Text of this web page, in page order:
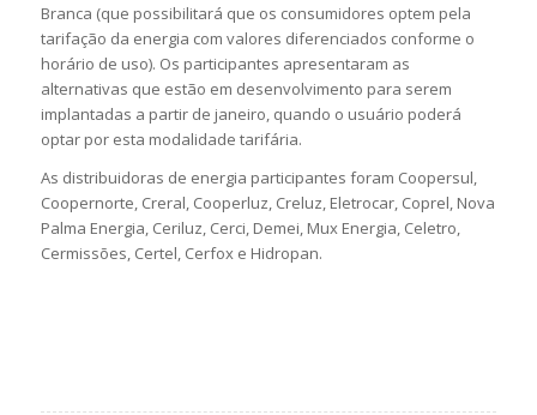
Branca (que possibilitará que os consumidores optem pela
tarifação da energia com valores diferenciados conforme o
horário de uso). Os participantes apresentaram as
alternativas que estão em desenvolvimento para serem
implantadas a partir de janeiro, quando o usuário poderá
optar por esta modalidade tarifária.
As distribuidoras de energia participantes foram Coopersul,
Coopernorte, Creral, Cooperluz, Creluz, Eletrocar, Coprel, Nova
Palma Energia, Ceriluz, Cerci, Demei, Mux Energia, Celetro,
Cermissões, Certel, Cerfox e Hidropan.